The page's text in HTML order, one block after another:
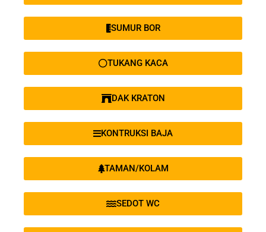
SUMUR BOR
TUKANG KACA
DAK KRATON
KONTRUKSI BAJA
TAMAN/KOLAM
SEDOT WC